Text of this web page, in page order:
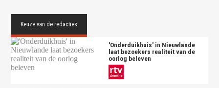
'Onderduikhuis' in Nieuwlande
laat bezoekers realiteit van de
oorlog beleven